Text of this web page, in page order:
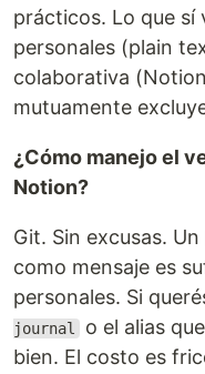
prácticos. Lo que sí
personales (plain
colaborativa
mutuamente
¿Cómo manejo el
Notion?
Git. Sin excusas. Un
como mensaje es
personales. Si
journal o el alias
bien. El costo es